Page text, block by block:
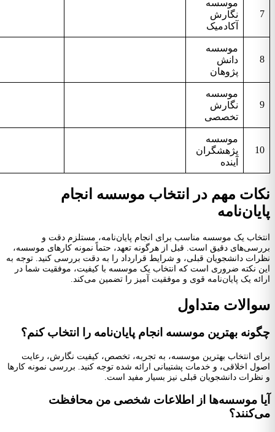
موسسه
نگارش
آکادمیک
موسسه
دانش
پژوهان
موسسه
نگارش
تخصصی
موسسه
پژهشگران
آینده
مهم در انتخاب موسسه انجام
یک موسسه مناسب برای انجام پایان‌نامه، مستلزم دقت و
دقیق است. قبل از هرگونه تعهد، حتماً نمونه کارهای موسسه،
دانشجویان قبلی، و شرایط قرارداد را به دقت بررسی کنید. توجه به
نکته ضروری است که انتخاب یک موسسه با کیفیت، موفقیت شما در
یک پایان‌نامه قوی و موفقیت آمیز را تضمین می‌کند.
متداول
بهترین موسسه انجام پایان‌نامه را انتخاب کنم؟
انتخاب بهترین موسسه، به تجربه، تخصص، کیفیت نگارش، رعایت
اخلاقی، و خدمات پشتیبانی ارائه شده توجه کنید. بررسی نمونه کارها
دانشجویان قبلی نیز بسیار مفید است.
موسسه‌ها از اطلاعات شخصی من محافظت